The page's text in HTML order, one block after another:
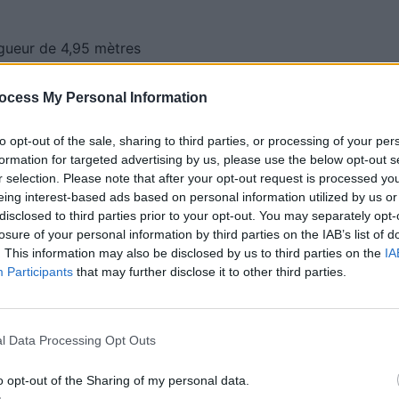
My Personal Information
opt-out of the sale, sharing to third parties, or processing of your
for targeted advertising by us, please use the below opt-out
selection. Please note that after your opt-out request is processed
interest-based ads based on personal information utilized by us
to third parties prior to your opt-out. You may separately
of your personal information by third parties on the IAB’s list of
This information may also be disclosed by us to third parties on the
Participants that may further disclose it to other third parties.
Data Processing Opt Outs
opt-out of the Sharing of my personal data.
de 4,95 mètres
990 € pour la Zeekr 001. La 7GT est proposée à
performantes
électrique en 400 V, tandis que les autres ont
V. Cette dernière permet des temps de recharge
atteindre 80 % de la capacité, grâce à une
rapide. Chaque véhicule est disponible en
batteries et configurations de moteurs (traction,